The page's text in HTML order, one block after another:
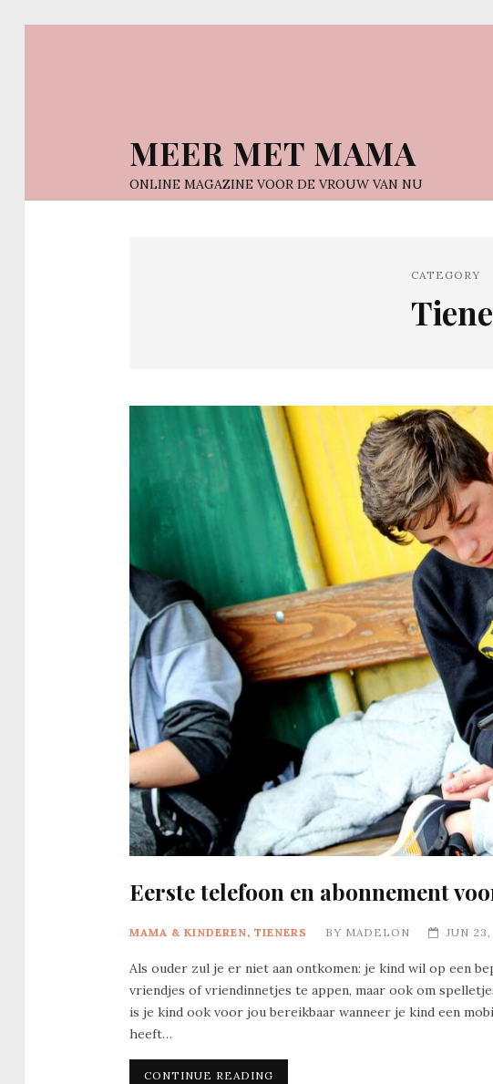
MEER MET MAMA
ONLINE MAGAZINE VOOR DE VROUW VAN NU
CATEGORY
Eerste telefoon en abonnement
MAMA & KINDEREN, TIENERS BY MADELON JUN
Als ouder zul je er niet aan ontkomen: je kind wil op een
vriendjes of vriendinnetjes te appen, maar ook om
is je kind ook voor jou bereikbaar wanneer je kind een
heeft…
CONTINUE READING